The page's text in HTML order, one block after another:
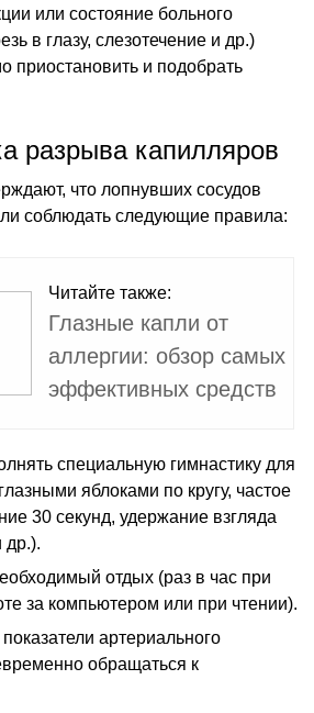
или состояние больного
в глазу, слезотечение и др.)
приостановить и подобрать
разрыва капилляров
что лопнувших сосудов
соблюдать следующие правила:
Читайте также:
Глазные капли от
аллергии: обзор самых
эффективных средств
специальную гимнастику для
яблоками по кругу, частое
30 секунд, удержание взгляда
др.).
отдых (раз в час при
за компьютером или при чтении).
артериального
обращаться к